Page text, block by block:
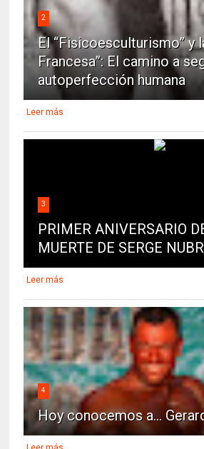
2
El “Fisicoesculturismo” y
Francesa”: El camino a
autoperfección humana
Leer más
3
PRIMER ANIVERSARIO
MUERTE DE SERGE
Leer más
4
Hoy conocemos a...